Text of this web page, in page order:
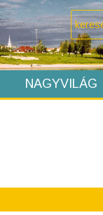
NAGYVILÁG